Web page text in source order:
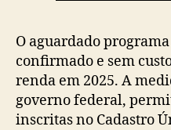
O aguardado
confirmado e sem
renda em 2025. A
governo federal,
inscritas no Cadastro